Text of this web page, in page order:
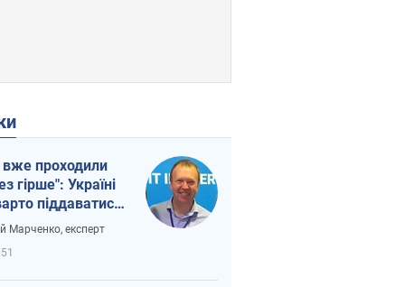
проходили
гірше": Україні
піддаватися
через
Марченко, експерт